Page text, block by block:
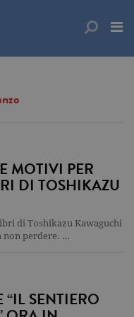
MOTIVI PER
DI TOSHIKAZU
di Toshikazu Kawaguchi
non perdere. …
“IL SENTIERO